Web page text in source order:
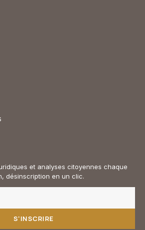
et analyses citoyennes chaque
désinscription en un clic.
S'INSCRIRE